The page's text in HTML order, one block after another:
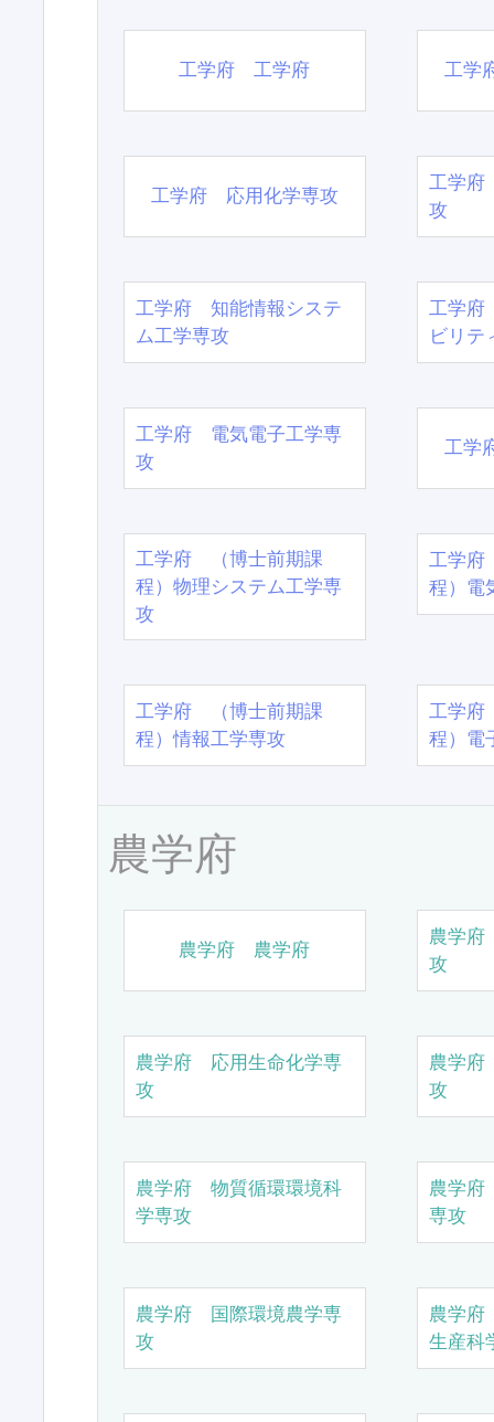
工学府 工学府 工学
工学府 応用化学専攻
工学府
攻
工学府 知能情報システ
ム工学専攻
工学府
ビリテ
工学府 電気電子工学専
攻
工学
工学府 （博士前期課
程）物理システム工学専
攻
工学
程）電
工学府 （博士前期課
程）情報工学専攻
工学
程）電
農学府
農学府 農学府
農学
攻
農学府 応用生命化学専
攻
農学
攻
農学府 物質循環環境科
学専攻
農学
専攻
農学府 国際環境農学専
攻
農学
生産科